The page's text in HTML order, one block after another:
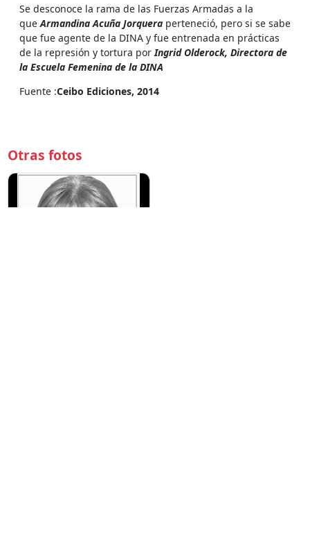
Se desconoce la rama de las Fuerzas Armadas a la
que Armandina Acuña Jorquera perteneció, pero si se sabe
que fue agente de la DINA y fue entrenada en prácticas
de la represión y tortura por Ingrid Olderock, Directora de
la Escuela Femenina de la DINA
Fuente :Ceibo Ediciones, 2014
Otras fotos